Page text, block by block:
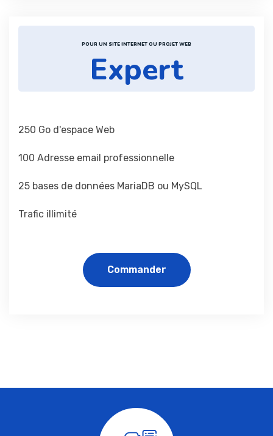
POUR UN SITE INTERNET OU PROJET WEB
Expert
250 Go d'espace Web
100 Adresse email professionnelle
25 bases de données MariaDB ou MySQL
Trafic illimité
Commander